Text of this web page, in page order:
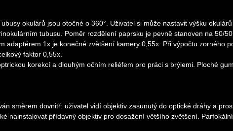
okulárů jsou otočné o 360°. Uživatel si může nastavit výšku okulárů
tubusu. Poměr rozdělení paprsku je pevně stanoven na 50/50.
adaptérem 1x je konečné zvětšení kamery 0,55x. Při výpočtu zorného
faktor 0,55x.
korekcí a dlouhým očním reliéfem pro práci s brýlemi. Ploché
směrem dovnitř: uživatel vidí objektiv zasunutý do optické dráhy a
nainstalovat přídavný objektiv pro dosažení většího zvětšení. Parfokální